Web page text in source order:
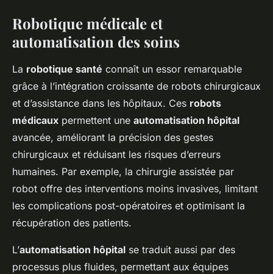
Robotique médicale et
automatisation des soins
La robotique santé connaît un essor remarquable
grâce à l’intégration croissante de robots chirurgicaux
et d’assistance dans les hôpitaux. Ces robots
médicaux permettent une automatisation hôpital
avancée, améliorant la précision des gestes
chirurgicaux et réduisant les risques d’erreurs
humaines. Par exemple, la chirurgie assistée par
robot offre des interventions moins invasives, limitant
les complications post-opératoires et optimisant la
récupération des patients.
L’automatisation hôpital se traduit aussi par des
processus plus fluides, permettant aux équipes